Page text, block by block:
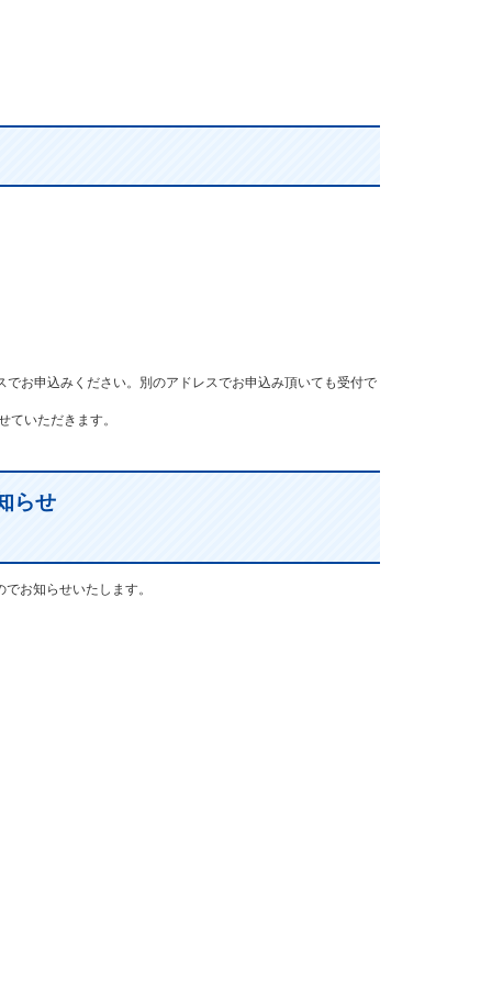
お申込みください。別のアドレスでお申込み頂いても受付で
いただきます。
らせ
お知らせいたします。